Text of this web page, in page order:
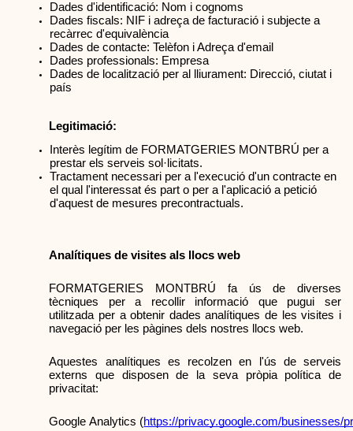
Dades d'identificació: Nom i cognoms
Dades fiscals: NIF i adreça de facturació i subjecte a
recàrrec d'equivalència
Dades de contacte: Telèfon i Adreça d'email
Dades professionals: Empresa
Dades de localització per al lliurament: Direcció, ciutat i
país
Legitimació:
Interès legítim de FORMATGERIES MONTBRÚ per a
prestar els serveis sol·licitats.
Tractament necessari per a l'execució d'un contracte en
el qual l'interessat és part o per a l'aplicació a petició
d'aquest de mesures precontractuals.
Analítiques de visites als llocs web
FORMATGERIES MONTBRÚ fa ús de diverses
tècniques per a recollir informació que pugui ser
utilitzada per a obtenir dades analítiques de les visites i
navegació per les pàgines dels nostres llocs web.
Aquestes analítiques es recolzen en l'ús de serveis
externs que disposen de la seva pròpia política de
privacitat:
Google Analytics (https://privacy.google.com/businesses/